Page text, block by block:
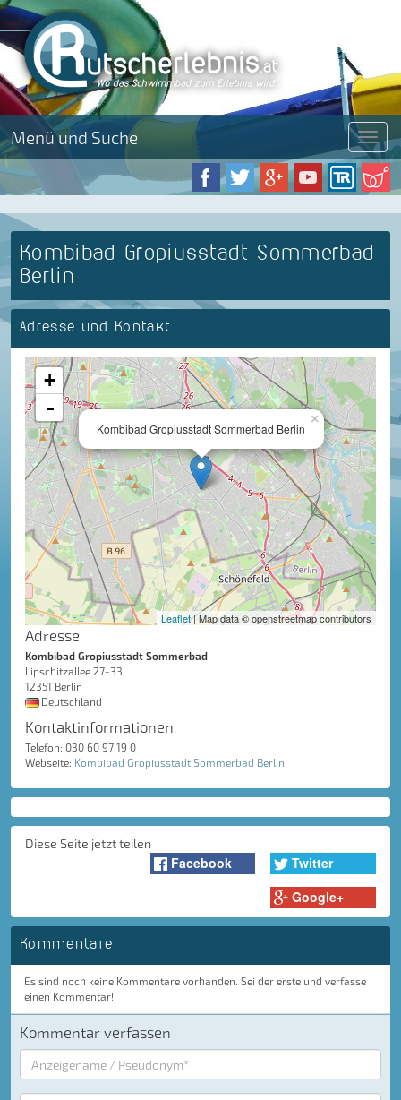
Menü und Suche Menü
Kombibad Gropiusstadt Sommerbad
Berlin
Adresse und Kontakt
×
Kombibad Gropiusstadt Sommerbad Berlin
+
-
Leaflet| Map data © openstreetmap contributors
Adresse
Kombibad Gropiusstadt Sommerbad
Lipschitzallee 27-33
12351 Berlin
Deutschland
Kontaktinformationen
Telefon: 030 60 97 19 0
Webseite: Kombibad Gropiusstadt Sommerbad Berlin
Diese Seite jetzt teilen
Facebook
Twitter
Google+
Kommentare
Es sind noch keine Kommentare vorhanden. Sei der erste und verfasse
einen Kommentar!
Kommentar verfassen